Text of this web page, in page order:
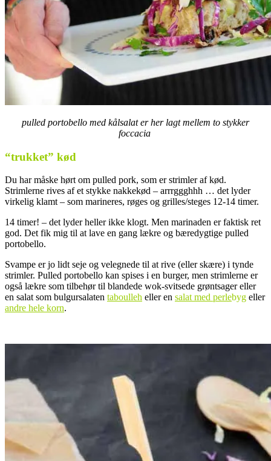
pulled portobello med kålsalat er her lagt mellem to stykker
foccacia
“trukket” kød
Du har måske hørt om pulled pork, som er strimler af kød.
Strimlerne rives af et stykke nakkekød – arrrggghhh … det lyder
virkelig klamt – som marineres, røges og grilles/steges 12-14 timer.
14 timer! – det lyder heller ikke klogt. Men marinaden er faktisk ret
god. Det fik mig til at lave en gang lækre og bæredygtige pulled
portobello.
Svampe er jo lidt seje og velegnede til at rive (eller skære) i tynde
strimler. Pulled portobello kan spises i en burger, men strimlerne er
også lækre som tilbehør til blandede wok-svitsede grøntsager eller
en salat som bulgursalaten taboulleh eller en salat med perlebyg eller
andre hele korn.